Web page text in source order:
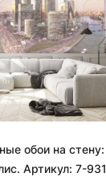
обои на стену:
Артикул: 7-931